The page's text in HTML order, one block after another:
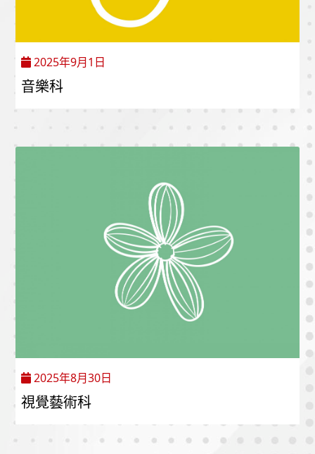
2025年9月1日
音樂科
2025年8月30日
視覺藝術科